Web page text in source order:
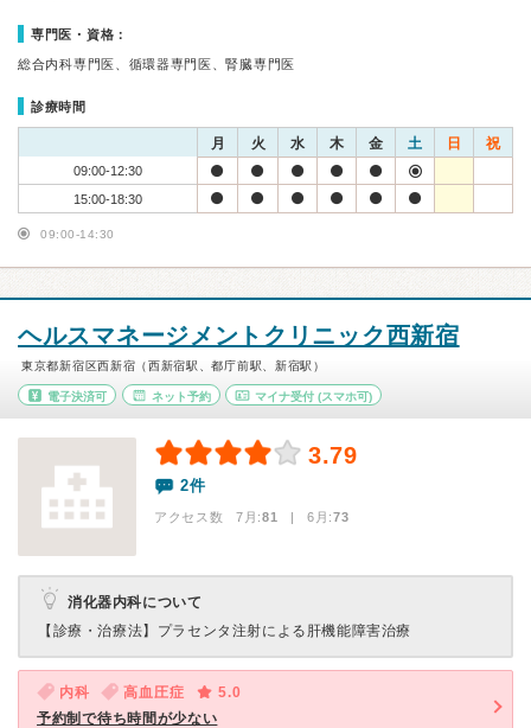
専門医・資格：
総合内科専門医、循環器専門医、腎臓専門医
診療時間
月 火 水 木 金 土 日 祝
09:00-12:30
15:00-18:30
09:00-14:30
ヘルスマネージメントクリニック西新宿
東京都新宿区西新宿（西新宿駅、都庁前駅、新宿駅）
電子決済可 ネット予約 マイナ受付 (スマホ可)
3.79
2件
アクセス数 7月:81 | 6月:73
消化器内科について
【診療・治療法】 プラセンタ注射による肝機能障害治療
内科 高血圧症
5.0
予約制で待ち時間が少ない